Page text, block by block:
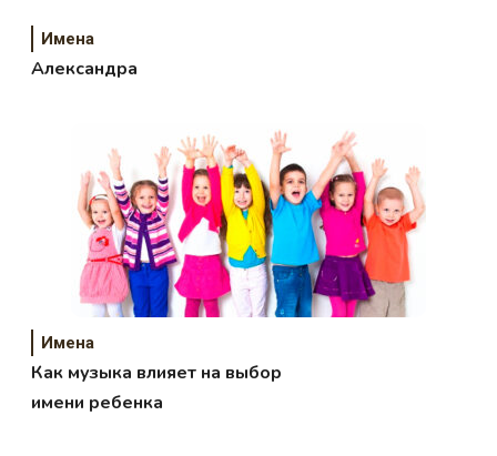
Имена
Александра
Имена
Как музыка влияет на выбор
имени ребенка